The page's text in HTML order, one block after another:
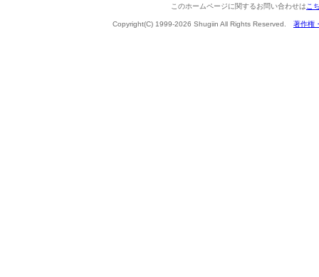
このホームページに関するお問い合わせは こ
Copyright(C) 1999-2026 Shugiin All Rights Reserved. 著作権